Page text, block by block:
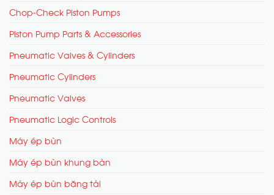
Chop-Check Piston Pumps
Piston Pump Parts & Accessories
Pneumatic Valves & Cylinders
Pneumatic Cylinders
Pneumatic Valves
Pneumatic Logic Controls
Máy ép bùn
Máy ép bùn khung bản
Máy ép bùn băng tải